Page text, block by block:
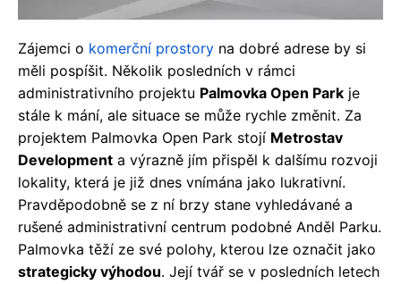
Zájemci o komerční prostory na dobré adrese by si
měli pospíšit. Několik posledních v rámci
administrativního projektu Palmovka Open Park je
stále k mání, ale situace se může rychle změnit. Za
projektem Palmovka Open Park stojí Metrostav
Development a výrazně jím přispěl k dalšímu rozvoji
lokality, která je již dnes vnímána jako lukrativní.
Pravděpodobně se z ní brzy stane vyhledávané a
rušené administrativní centrum podobné Anděl Parku.
Palmovka těží ze své polohy, kterou lze označit jako
strategicky výhodou. Její tvář se v posledních letech